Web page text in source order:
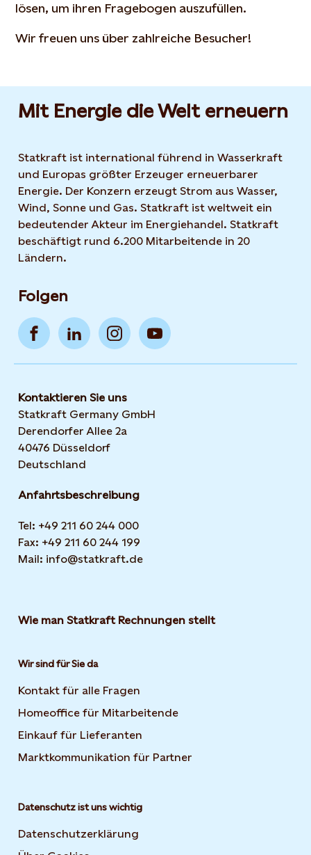
lösen, um ihren Fragebogen auszufüllen.
Wir freuen uns über zahlreiche Besucher!
Mit Energie die Welt erneuern
Statkraft ist international führend in Wasserkraft
und Europas größter Erzeuger erneuerbarer
Energie. Der Konzern erzeugt Strom aus Wasser,
Wind, Sonne und Gas. Statkraft ist weltweit ein
bedeutender Akteur im Energiehandel. Statkraft
beschäftigt rund 6.200 Mitarbeitende in 20
Ländern.
Folgen
Kontaktieren Sie uns
Statkraft Germany GmbH
Derendorfer Allee 2a
40476 Düsseldorf
Deutschland
Anfahrtsbeschreibung
Tel: +49 211 60 244 000
Fax: +49 211 60 244 199
Mail: info@statkraft.de
Wie man Statkraft Rechnungen stellt
Wir sind für Sie da
Kontakt für alle Fragen
Homeoffice für Mitarbeitende
Einkauf für Lieferanten
Marktkommunikation für Partner
Datenschutz ist uns wichtig
Datenschutzerklärung